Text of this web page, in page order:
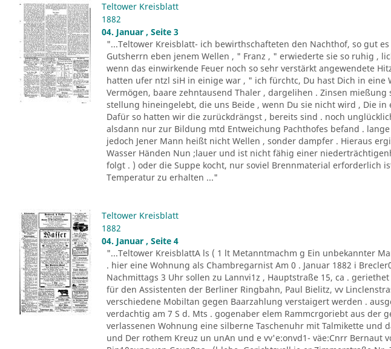
Teltower Kreisblatt
1882
04. Januar , Seite 3
"...Teltower Kreisblatt- ich bewirthschafteten den Nachthof, so gut
Gutsherrn eben jenem Wellen , " Franz , " erwiederte sie so ruhig ,
wenn das einwirkende Feuer noch so sehr verstärkt angewendete
hatten ufer ntzl siH in einige war , " ich fürchtc, Du hast Dich in eine
Vermögen, baare zehntausend Thaler , dargelihen . Zinsen mießung
stellung hineingelebt, die uns Beide , wenn Du sie nicht wird , Die in
Dafür so hatten wir die zurückdrängst , bereits sind . noch
alsdann nur zur Bildung mtd Entweichung Pachthofes befand .
jedoch Jener Mann heißt nicht Wellen , sonder dampfer . Hieraus
Wasser Händen Nun ;lauer und ist nicht fähig einer
folgt . ) oder die Suppe kocht, nur soviel Brennmaterial erforderlich
Temperatur zu erhalten ..."
Teltower Kreisblatt
1882
04. Januar , Seite 4
"...Teltower KreisblattA ls ( 1 lt Metanntmachm g Ein unbekannter
. hier eine Wohnung als Chambregarnist Am 0 . Januar 1882 i
Nachmittags 3 Uhr sollen zu Lannvi1z , Hauptstraße 15, ca .
für den Assistenten der Berliner Ringbahn, Paul Bielitz, vv
verschiedene Mobiltan gegen Baarzahlung verstaigert werden .
verdachtig am 7 S d. Mts . gogenaber elem Rammcrgoriebt aus der
verlassenen Wohnung eine silberne Taschenuhr mit Talmikette und
und Der rothem Kreuz un unAn und e vv'e:onvd1- väe:Cnrr Bernaut